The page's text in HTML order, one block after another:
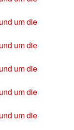
um die
um die
um die
um die
um die